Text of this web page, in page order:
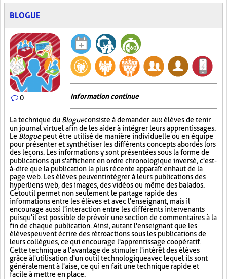
BLOGUE
0 Information continue
La technique du Blogueconsiste à demander aux élèves de tenir
un journal virtuel afin de les aider à intégrer leurs apprentissages.
Le Bloguepeut être utilisé de manière individuelle ou en équipe
pour présenter et synthétiser les différents concepts abordés lors
des leçons. Les informations y sont présentées sous la forme de
publications qui s'affichent en ordre chronologique inversé, c'est-
à-dire que la publication la plus récente apparaît en haut de la
page web. Les élèves peuvent intégrer à leurs publications des
hyperliens web, des images, des vidéos ou même des balados.
Cet outil permet non seulement le partage rapide des
informations entre les élèves et avec l'enseignant, mais il
encourage aussi l'interaction entre les différents intervenants
puisqu'il est possible de prévoir une section de commentaires à la
fin de chaque publication. Ainsi, autant l'enseignant que les
élèves peuvent écrire des rétroactions sous les publications de
leurs collègues, ce qui encourage l'apprentissage coopératif.
Cette technique a l'avantage de stimuler l'intérêt des élèves
grâce à l'utilisation d'un outil technologique avec lequel ils sont
généralement à l'aise, ce qui en fait une technique rapide et
facile à mettre en place.